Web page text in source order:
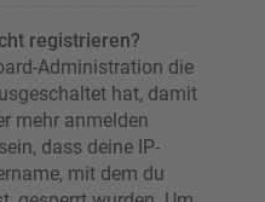
registrieren?
Administration die
hat, damit
mehr anmelden
dass deine IP-
mit dem du